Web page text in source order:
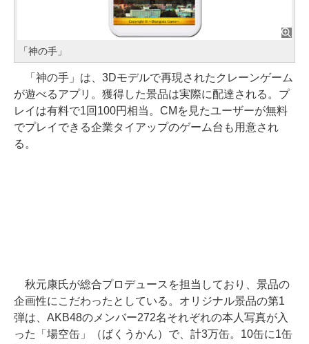
「神の手」
「神の手」は、3Dモデルで再現されたクレーンゲーム
が遊べるアプリ。獲得した景品は実際に配達される。プ
レイは有料で1回100円相当。CMを見たユーザーが無料
でプレイできる企業タイアップのゲーム台も用意され
る。
秋元康氏が総合プロデュースを担当しており、景品の
企画性にこだわったとしている。オリジナル景品の第1
弾は、AKB48のメンバー272名それぞれの本人写真が入
った「場空缶」（ばくうかん）で、計3万缶。10缶に1缶